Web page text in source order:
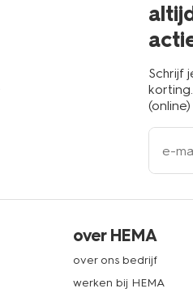
Schrijf
e-
over HEMA
over ons bedrijf
werken bij HEMA